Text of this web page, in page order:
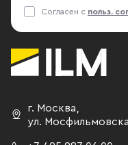
Согласен с польз.
г. Москва,
ул.